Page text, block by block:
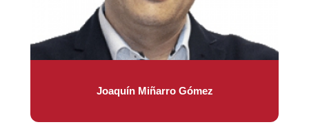
Joaquín Miñarro Gómez